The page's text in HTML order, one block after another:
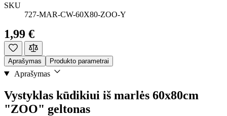
SKU
727-MAR-CW-60X80-ZOO-Y
1,99 €
Aprašymas Produkto parametrai
Aprašymas
Vystyklas kūdikiui iš marlės 60x80cm
"ZOO" geltonas